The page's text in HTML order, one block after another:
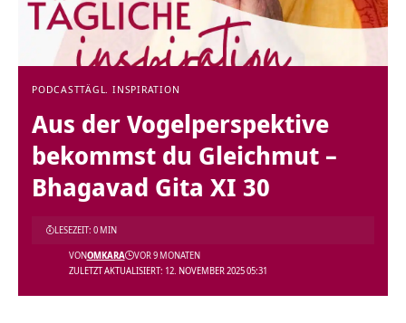
PODCASTTÄGL. INSPIRATION
Aus der Vogelperspektive
bekommst du Gleichmut –
Bhagavad Gita XI 30
ZULETZT AKTUALISIERT: 12. NOVEMBER 2025 05:31
VONOMKARA VOR 9 MONATEN
LESEZEIT: 0 MIN